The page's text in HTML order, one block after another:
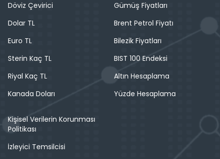
Döviz Çevirici
Dolar TL
Euro TL
Sterin Kaç TL
Riyal Kaç TL
Kanada Doları
Gümüş Fiyatları
Brent Petrol Fiyatı
Bilezik Fiyatları
BIST 100 Endeksi
Altın Hesaplama
Yüzde Hesaplama
Kişisel Verilerin Korunması
Politikası
İzleyici Temsilcisi